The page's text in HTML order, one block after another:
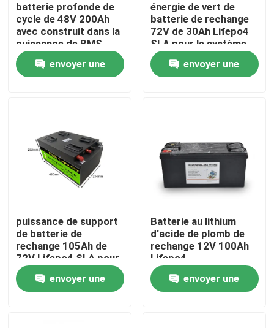
Produits
Au sujet de nous
Contactez-nous
Cas
Paquets de batterie au lithium
batterie profonde de
cycle de 48V 200Ah
avec construit dans la
puissance de BMS
Perfect For Backup et
envoyer une
énergie de vert de
batterie de rechange
72V de 30Ah Lifepo4
SLA pour le système
solaire de puissance
de secoursenvoyer une
puissance de support
de batterie de
rechange 105Ah de
72V Lifepo4 SLA pour
la caméra campante
de télévision en circuit
fermé de système
envoyer une
Batterie au lithium
d'acide de plomb de
rechange 12V 100Ah
Lifepo4
envoyer une